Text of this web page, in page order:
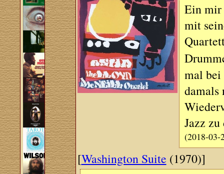
Ein mir
mit
mal bei
damals
Jazz zu
(2018-03-
[Washington Suite (1970)]